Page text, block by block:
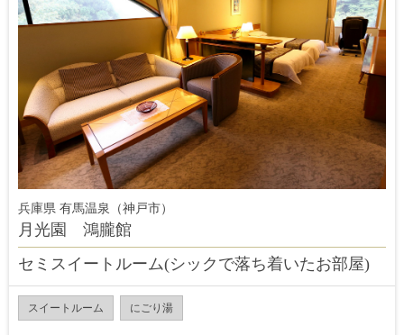
兵庫県 有馬温泉（神戸市）
月光園 鴻朧館
セミスイートルーム(シックで落ち着いたお部屋)
スイートルーム にごり湯